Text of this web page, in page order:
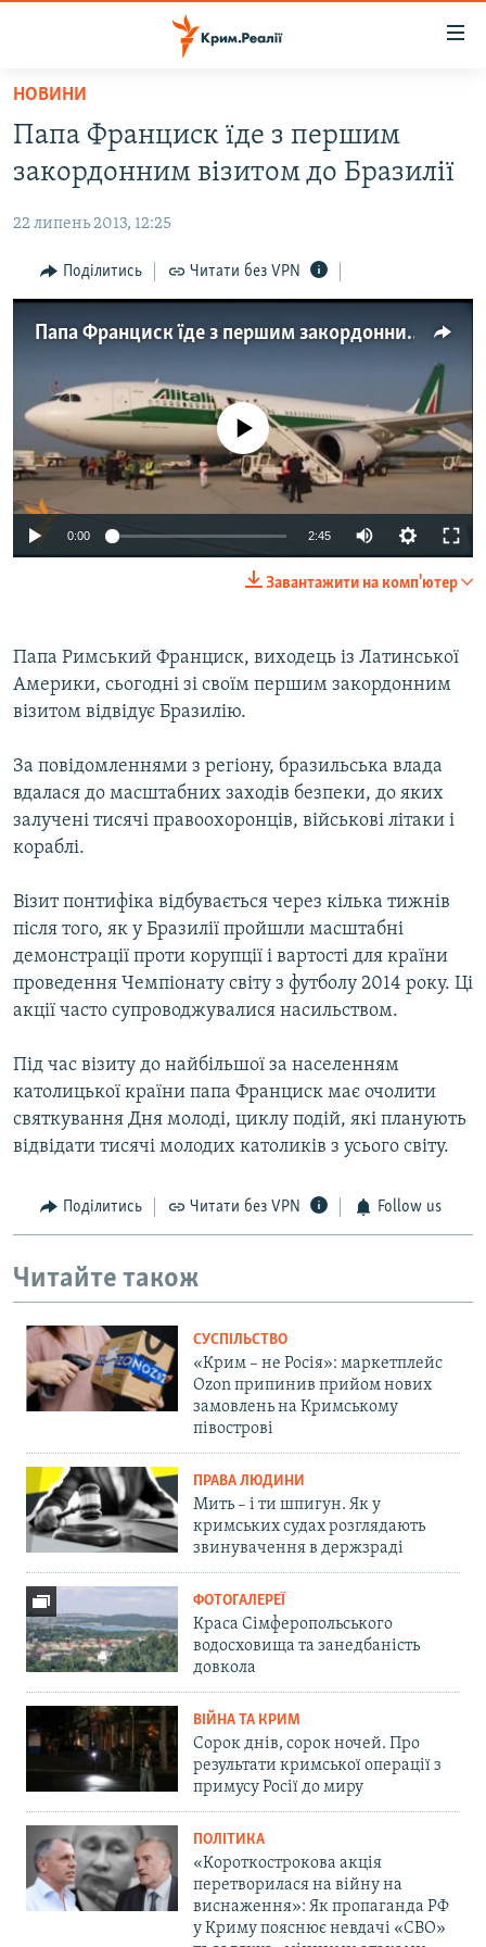
Перейти
основного
матеріалу
Перейти
до
навігації
Перейти
ВОДА.КРИМ
ВІДЕО ТА ФОТО
ПОЛІТИКА
БЛОГИ
ПОГЛЯД
ІНТЕРВ'Ю
ВСЕ ЗА ДЕНЬ
СПЕЦПРОЕКТИ
ДЕПОРТАЦІЯ
ВІДЕОУРОКИ «ELIFBE»
СВІДЧЕННЯ ОКУПАЦІЇ
ЯК ОБІЙТИ БЛОКУВАННЯ
Русский
Qırımtatar
Усі сайти RFE/RL
НОВИНИ
Папа Франциск їде з першим
закордонним візитом до Бразилії
22 липень 2013, 12:25
Поділитись Читати без VPN
Папа Франциск їде з першим закордонним візитом до Бразилії
No media source currently available
0:00 2:45
Завантажити на комп'ютер
Папа Римський Франциск, виходець із Латинської
Америки, сьогодні зі своїм першим закордонним
візитом відвідує Бразилію.
За повідомленнями з регіону, бразильська влада
вдалася до масштабних заходів безпеки, до яких
залучені тисячі правоохоронців, військові літаки і
кораблі.
Візит понтифіка відбувається через кілька тижнів
після того, як у Бразилії пройшли масштабні
демонстрації проти корупції і вартості для країни
проведення Чемпіонату світу з футболу 2014 року. Ці
акції часто супроводжувалися насильством.
Під час візиту до найбільшої за населенням
католицької країни папа Франциск має очолити
святкування Дня молоді, циклу подій, які планують
відвідати тисячі молодих католиків з усього світу.
Поділитись Читати без VPN Follow us
Читайте також
СУСПІЛЬСТВО
«Крим – не Росія»: маркетплейс
Ozon припинив прийом нових
замовлень на Кримському
півострові
ПРАВА ЛЮДИНИ
Мить – і ти шпигун. Як у
кримських судах розглядають
звинувачення в держзраді
ФОТОГАЛЕРЕЇ
Краса Сімферопольського
водосховища та занедбаність
довкола
ВІЙНА ТА КРИМ
Сорок днів, сорок ночей. Про
результати кримської операції з
примусу Росії до миру
ПОЛІТИКА
«Короткострокова акція
перетворилася на війну на
виснаження»: Як пропаганда РФ
у Криму пояснює невдачі «СВО»